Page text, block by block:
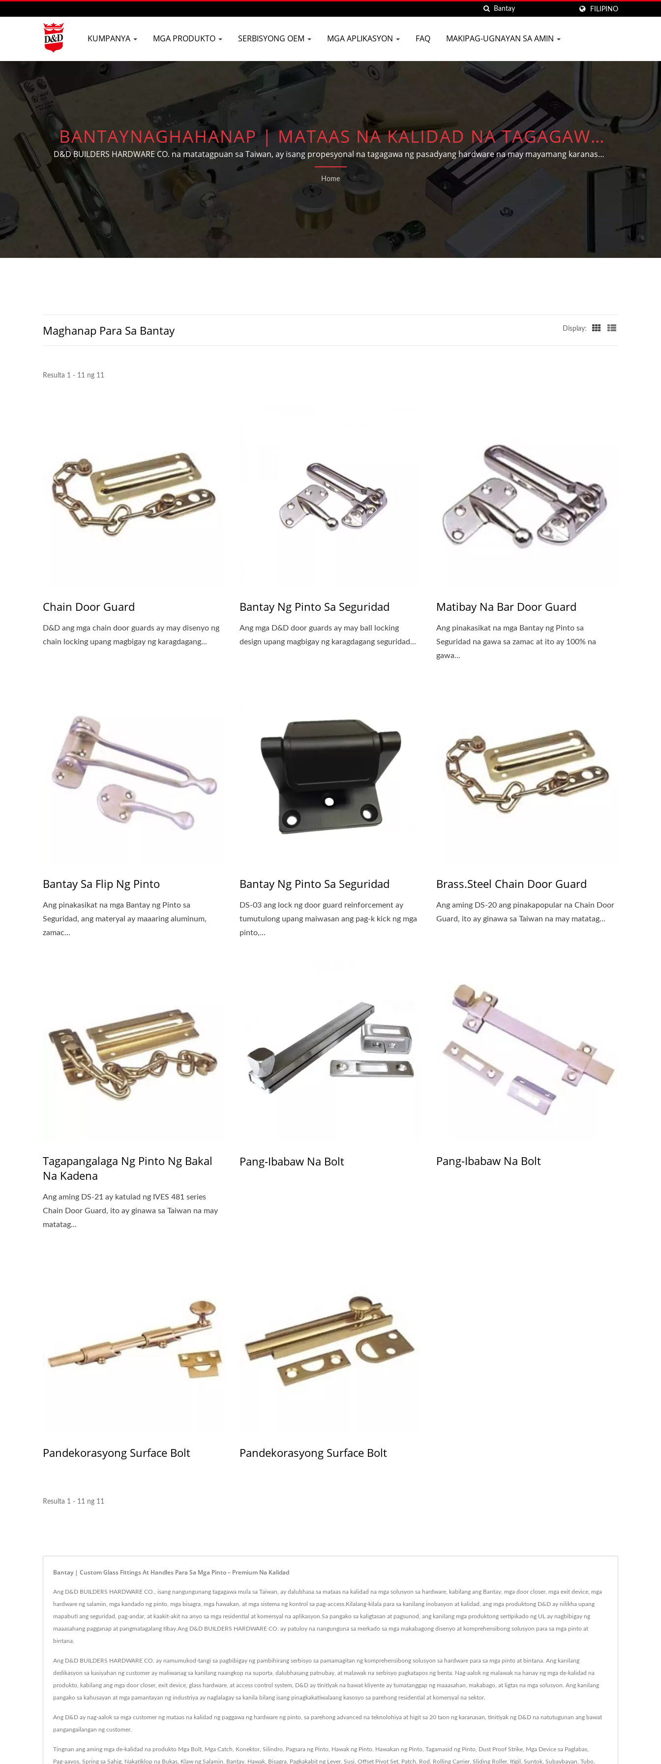
FILIPINO
KUMPANYA MGA PRODUKTO SERBISYONG OEM MGA APLIKASYON FAQ MAKIPAG-UGNAYAN SA AMIN
BANTAYNAGHAHANAP | MATAAS NA KALIDAD NA TAGAGAWA
NG SLIDING DOOR CLOSERS SA TAIWAN | D&D BUILDERS
HARDWARE CO.
D&D BUILDERS HARDWARE CO. na matatagpuan sa Taiwan, ay isang propesyonal na tagagawa ng pasadyang hardware na may mayamang karanasan
sa paggawa ng OEM/ODM na hardware para sa pinto at bintana, hardware para sa gusali at mga bahagi ng sasakyan ayon sa indibidwal na
pangangailangan at disenyo ng mga customer.
Home
Maghanap Para Sa Bantay Display:
Resulta 1 - 11 ng 11
Chain Door Guard
D&D ang mga chain door guards ay may disenyo ng
chain locking upang magbigay ng karagdagang...
Bantay Ng Pinto Sa Seguridad
Ang mga D&D door guards ay may ball locking
design upang magbigay ng karagdagang seguridad...
Matibay Na Bar Door Guard
Ang pinakasikat na mga Bantay ng Pinto sa
Seguridad na gawa sa zamac at ito ay 100% na
gawa...
Bantay Sa Flip Ng Pinto
Ang pinakasikat na mga Bantay ng Pinto sa
Seguridad, ang materyal ay maaaring aluminum,
zamac...
Bantay Ng Pinto Sa Seguridad
DS-03 ang lock ng door guard reinforcement ay
tumutulong upang maiwasan ang pag-k kick ng mga
pinto,...
Brass.Steel Chain Door Guard
Ang aming DS-20 ang pinakapopular na Chain Door
Guard, ito ay ginawa sa Taiwan na may matatag...
Tagapangalaga Ng Pinto Ng Bakal
Na Kadena
Ang aming DS-21 ay katulad ng IVES 481 series
Chain Door Guard, ito ay ginawa sa Taiwan na may
matatag...
Pang-Ibabaw Na Bolt Pang-Ibabaw Na Bolt
Pandekorasyong Surface Bolt Pandekorasyong Surface Bolt
Resulta 1 - 11 ng 11
Bantay | Custom Glass Fittings At Handles Para Sa Mga Pinto – Premium Na Kalidad
Ang D&D BUILDERS HARDWARE CO., isang nangungunang tagagawa mula sa Taiwan, ay dalubhasa sa mataas na kalidad na mga solusyon sa hardware, kabilang ang Bantay, mga door closer, mga exit device, mga
hardware ng salamin, mga kandado ng pinto, mga bisagra, mga hawakan, at mga sistema ng kontrol sa pag-access.Kilalang-kilala para sa kanilang inobasyon at kalidad, ang mga produktong D&D ay nilikha upang
mapabuti ang seguridad, pag-andar, at kaakit-akit na anyo sa mga residential at komersyal na aplikasyon.Sa pangako sa kaligtasan at pagsunod, ang kanilang mga produktong sertipikado ng UL ay nagbibigay ng
maaasahang pagganap at pangmatagalang tibay.Ang D&D BUILDERS HARDWARE CO. ay patuloy na nangunguna sa merkado sa mga makabagong disenyo at komprehensibong solusyon para sa mga pinto at
bintana.
Ang D&D BUILDERS HARDWARE CO. ay namumukod-tangi sa pagbibigay ng pambihirang serbisyo sa pamamagitan ng komprehensibong solusyon sa hardware para sa mga pinto at bintana. Ang kanilang
dedikasyon sa kasiyahan ng customer ay maliwanag sa kanilang naangkop na suporta, dalubhasang patnubay, at malawak na serbisyo pagkatapos ng benta. Nag-aalok ng malawak na hanay ng mga de-kalidad na
produkto, kabilang ang mga door closer, exit device, glass hardware, at access control system, D&D ay tinitiyak na bawat kliyente ay tumatanggap ng maaasahan, makabago, at ligtas na mga solusyon. Ang kanilang
pangako sa kahusayan at mga pamantayan ng industriya ay naglalagay sa kanila bilang isang pinagkakatiwalaang kasosyo sa parehong residential at komersyal na sektor.
Ang D&D ay nag-aalok sa mga customer ng mataas na kalidad ng paggawa ng hardware ng pinto, sa parehong advanced na teknolohiya at higit sa 20 taon ng karanasan, tinitiyak ng D&D na natutugunan ang bawat
pangangailangan ng customer.
Tingnan ang aming mga de-kalidad na produkto Mga Bolt Mga Catch Konektor, Silindro Pagsara ng Pinto Hawak ng Pinto Hawakan ng Pinto Tagamasid ng Pinto Dust Proof Strike Mga Device sa Paglabas
Pag-aayos Spring sa Sahig Nakatiklop na Bukas Klaw ng Salamin Bantay Hawak Bisagra Pagkakabit ng Lever, Susi Offset Pivot Set Patch Rod Rolling Carrier, Sliding Roller, Itigil Suntok Subaybayan Tubo